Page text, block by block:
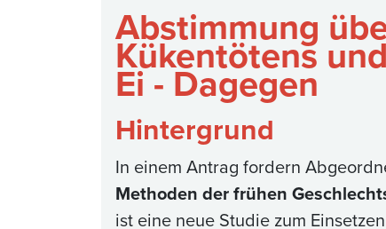
Abstimmung
Kükentötens
Ei - Dagegen
Hintergrund
In einem Antrag fordern
Methoden der frühen
ist eine neue Studie zum